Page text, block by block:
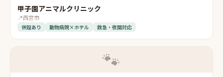
甲子園アニマルクリニック
📍西宮市
併設あり 動物病院×ホテル 救急・夜間対応
🐾